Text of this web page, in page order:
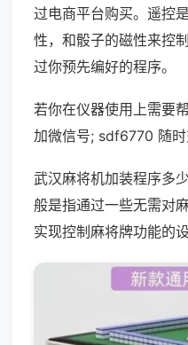
过电商平台购买。遥控
性，和骰子的磁性来控
过你预先编好的程序。
若你在仪器使用上需要
加微信号; sdf6770 随时
武汉麻将机加装程序多
般是指通过一些无需对
实现控制麻将牌功能的